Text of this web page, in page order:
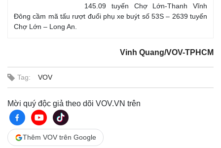
145.09 tuyến Chợ Lớn-Thanh Vĩnh
Đông cầm mã tấu rượt đuổi phụ xe buýt số 53S – 2639 tuyến
Chợ Lớn – Long An.
Vinh Quang/VOV-TPHCM
Tag: VOV
Mời quý độc giả theo dõi VOV.VN trên
Thêm VOV trên Google